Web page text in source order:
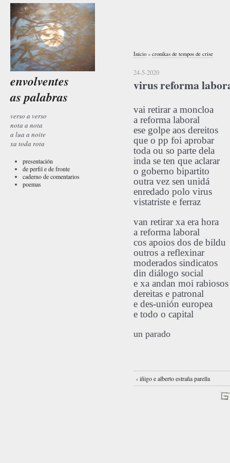
envolventes
as palabras
verso a verso
nota a nota
a lua a noite
xa toda rota
presentación
de perfil e de fronte
caderno de comentarios
poemas
Inicio » cronikas de tempos de crise
24-5-2020
virus reforma
vai retirar a moncloa
a reforma laboral
ese golpe aos dereitos
que o pp foi aprobar
toda ou so parte dela
inda se ten que aclarar
o goberno bipartito
outra vez sen unidá
enredado polo virus
vistatriste e ferraz
van retirar xa era hora
a reforma laboral
cos apoios dos de bildu
outros a reflexinar
moderados sindicatos
din diálogo social
e xa andan moi rabiosos
dereitas e patronal
e des-unión europea
e todo o capital
un parado
‹ iñigo e alberto estraña parella